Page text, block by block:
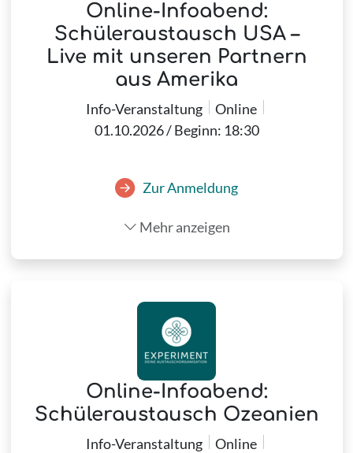
Online-Infoabend:
Schüleraustausch USA –
Live mit unseren Partnern
aus Amerika
Info-Veranstaltung
Online
01.10.2026 / Beginn: 18:30
Zur Anmeldung
Mehr anzeigen
Online-Infoabend:
Schüleraustausch Ozeanien
Info-Veranstaltung
Online